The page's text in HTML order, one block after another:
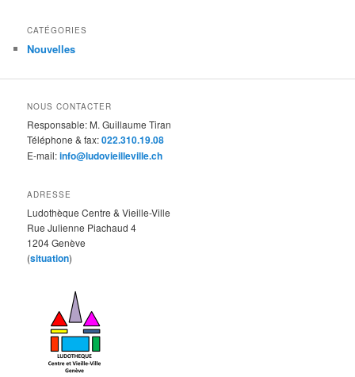
CATÉGORIES
Nouvelles
NOUS CONTACTER
Responsable: M. Guillaume Tiran
Téléphone & fax:022.310.19.08
E-mail:info@ludovieilleville.ch
ADRESSE
Ludothèque Centre & Vieille-Ville
Rue Julienne Piachaud 4
1204 Genève
(situation)